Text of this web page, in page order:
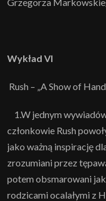
Wykład VI
Rush – „A Show of
1.W jednym
członkowie Rush
jako ważną inspirację
zrozumiani przez
potem obsmarowani
rodzicami ocalałymi z